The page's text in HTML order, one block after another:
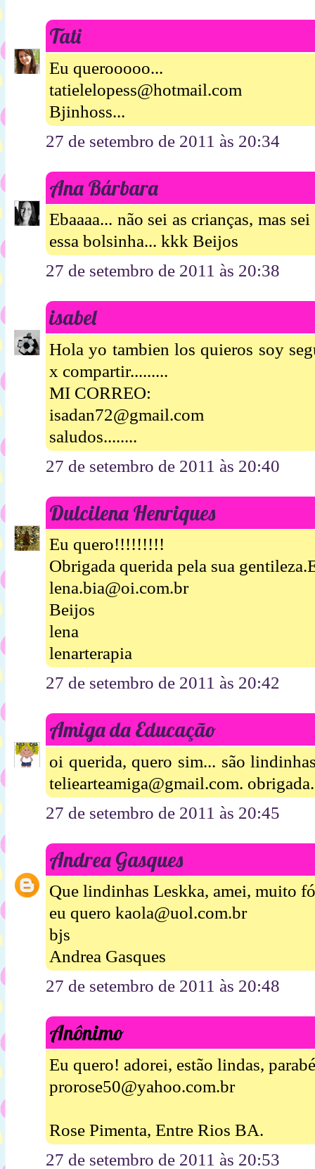
Tati
Eu querooooo...
tatielelopess@hotmail.com
Bjinhoss...
27 de setembro de 2011 às 20:34
Ana Bárbara
Ebaaaa... não sei as crianças, mas
essa bolsinha... kkk Beijos
27 de setembro de 2011 às 20:38
isabel
Hola yo tambien los quieros soy
x compartir.........
MI CORREO:
isadan72@gmail.com
saludos........
27 de setembro de 2011 às 20:40
Dulcilena Henriques
Eu quero!!!!!!!!!
Obrigada querida pela sua
lena.bia@oi.com.br
Beijos
lena
lenarterapia
27 de setembro de 2011 às 20:42
Amiga da Educação
oi querida, quero sim... são
teliearteamiga@gmail.com. obrigada.
27 de setembro de 2011 às 20:45
Andrea Gasques
Que lindinhas Leskka, amei, muito
eu quero kaola@uol.com.br
bjs
Andrea Gasques
27 de setembro de 2011 às 20:48
Anônimo
Eu quero! adorei, estão lindas,
prorose50@yahoo.com.br
Rose Pimenta, Entre Rios BA.
27 de setembro de 2011 às 20:53